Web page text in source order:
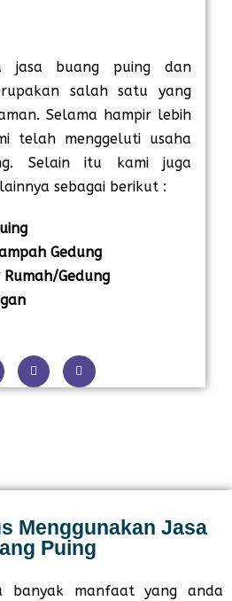
jasa buang puing dan
salah satu yang
Selama hampir lebih
telah menggeluti usaha
Selain itu kami juga
sebagai berikut :
Gedung
Gedung
Menggunakan Jasa
Puing
banyak manfaat yang anda